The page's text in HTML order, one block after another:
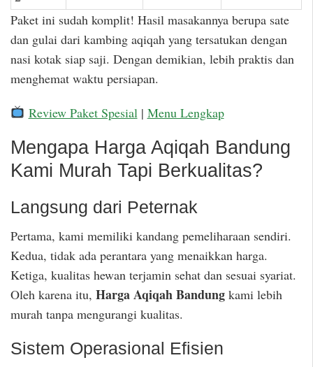
Paket ini sudah komplit! Hasil masakannya berupa sate
dan gulai dari kambing aqiqah yang tersatukan dengan
nasi kotak siap saji. Dengan demikian, lebih praktis dan
menghemat waktu persiapan.
Review Paket Spesial | Menu Lengkap
Mengapa Harga Aqiqah Bandung
Kami Murah Tapi Berkualitas?
Langsung dari Peternak
Pertama, kami memiliki kandang pemeliharaan sendiri.
Kedua, tidak ada perantara yang menaikkan harga.
Ketiga, kualitas hewan terjamin sehat dan sesuai syariat.
Oleh karena itu, Harga Aqiqah Bandung kami lebih
murah tanpa mengurangi kualitas.
Sistem Operasional Efisien